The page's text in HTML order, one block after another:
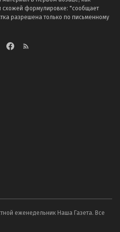
схожей формулировке: "сообщает
разрешена только по письменному
еженедельник Наша Газета. Все